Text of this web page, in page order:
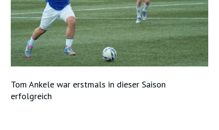
Tom Ankele war erstmals in dieser Saison
erfolgreich